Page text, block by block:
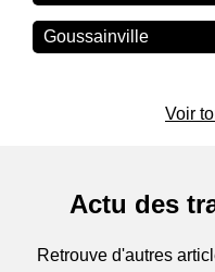
Goussainville
Voir
Actu des
Retrouve d'autres